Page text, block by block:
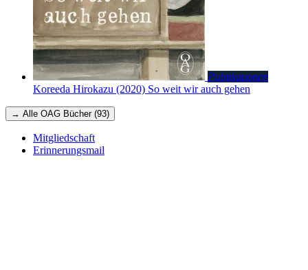
Publikationen
Koreeda Hirokazu (2020) So weit wir auch gehen
→ Alle OAG Bücher (93)
Mitgliedschaft
Erinnerungsmail